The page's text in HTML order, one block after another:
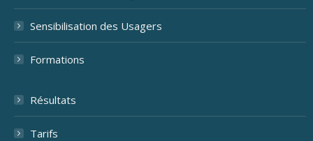
Sensibilisation des Usagers
Formations
Résultats
Tarifs